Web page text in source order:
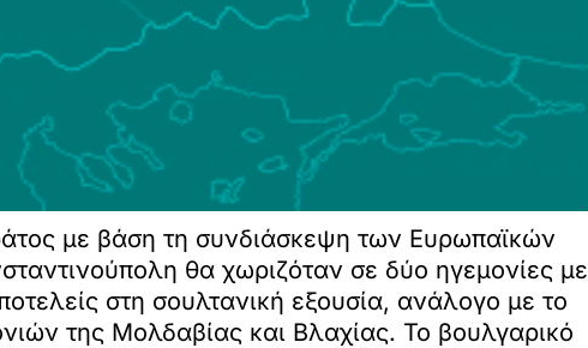
με βάση τη συνδιάσκεψη των Ευρωπαϊκών
θα χωριζόταν σε δύο ηγεμονίες με
στη σουλτανική εξουσία, ανάλογο με το
της Μολδαβίας και Βλαχίας. Το βουλγαρικό